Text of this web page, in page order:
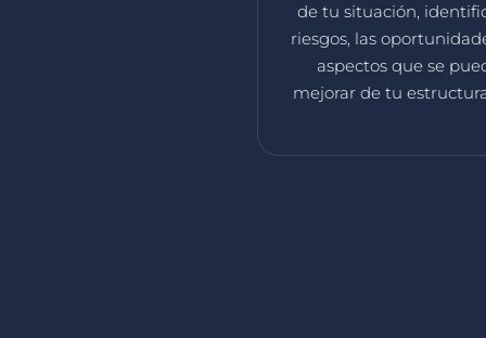
de tu situación,
riesgos, las
aspectos que se
mejorar de tu